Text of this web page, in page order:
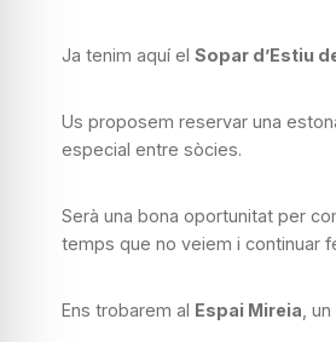
Ja tenim aquí el Sopar d’Estiu
Us proposem reservar una
especial entre sòcies.
Serà una bona oportunitat per
temps que no veiem i continuar
Ens trobarem al Espai Mireia ,